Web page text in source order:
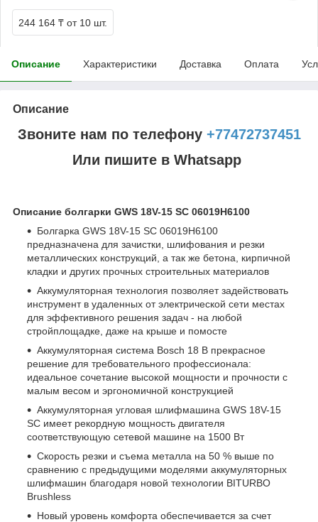
244 164 ₸ от 10 шт.
Описание Характеристики Доставка Оплата
Описание
Звоните нам по телефону +77472737451
Или пишите в Whatsapp
Описание болгарки GWS 18V-15 SC 06019H6100
Болгарка GWS 18V-15 SC 06019H6100
предназначена для зачистки, шлифования и резки
металлических конструкций, а так же бетона, кирпичной
кладки и других прочных строительных материалов
Аккумуляторная технология позволяет задействовать
инструмент в удаленных от электрической сети местах
для эффективного решения задач - на любой
стройплощадке, даже на крыше и помосте
Аккумуляторная система Bosch 18 В прекрасное
решение для требовательного профессионала:
идеальное сочетание высокой мощности и прочности с
малым весом и эргономичной конструкцией
Аккумуляторная угловая шлифмашина GWS 18V-15
SC имеет рекордную мощность двигателя
соответствующую сетевой машине на 1500 Вт
Скорость резки и съема металла на 50 % выше по
сравнению с предыдущими моделями аккумуляторных
шлифмашин благодаря новой технологии BITURBO
Brushless
Новый уровень комфорта обеспечивается за счет